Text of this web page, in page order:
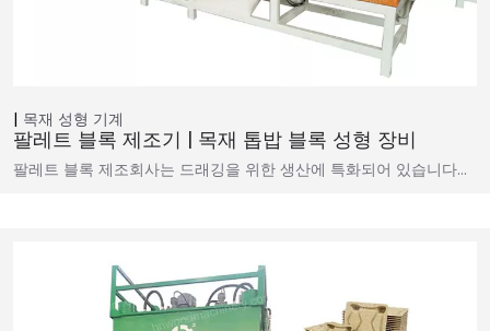
목재 성형 기계
팔레트 블록 제조기 | 목재 톱밥 블록 성형 장비
팔레트 블록 제조회사는 드래깅을 위한 생산에 특화되어 있습니다…